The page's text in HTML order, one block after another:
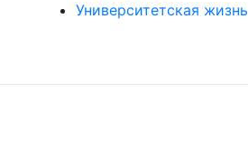
Университетская жизнь